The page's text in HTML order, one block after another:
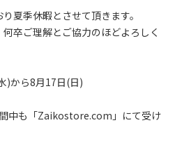
夏季休暇とさせて頂きます。
卒ご理解とご協力のほどよろしく
)から8月17日(日)
中も「Zaikostore.com」にて受け